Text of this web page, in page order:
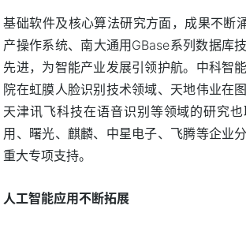
基础软件及核心算法研究方面，成果不断
产操作系统、南大通用GBase系列数据库
先进，为智能产业发展引领护航。中科智
院在虹膜人脸识别技术领域、天地伟业在
天津讯飞科技在语音识别等领域的研究
用、曙光、麒麟、中星电子、飞腾等企业
重大专项支持。
人工智能应用不断拓展